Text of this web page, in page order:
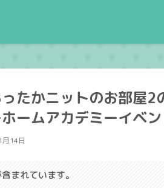
ったかニットのお部屋
ームアカデミーイベ
14日
まれています。